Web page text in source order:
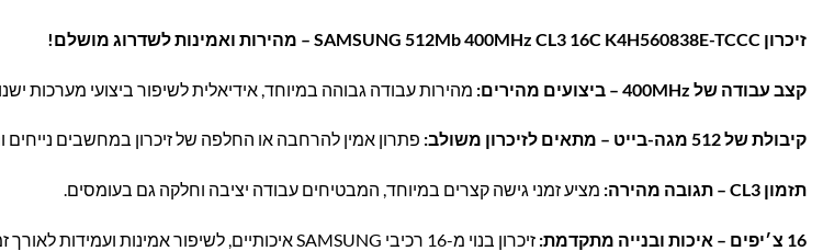
זיכרון SAMSUNG 512Mb 400MHz CL3 16C K4H560838E-TCCC – מהירות ואמינות לשדרוג מושלם!
קצב עבודה של 400MHz – ביצועים מהירים: מהירות עבודה גבוהה במיוחד, אידיאלית לשיפור ביצועי מערכות
קיבולת של 512 מגה-בייט – מתאים לזיכרון משולב: פתרון אמין להרחבה או החלפה של זיכרון במחשבים נייחים
תזמון CL3 – תגובה מהירה: מציע זמני גישה קצרים במיוחד, המבטיחים עבודה יציבה וחלקה גם בעומסים.
16 צ׳יפים – איכות ובנייה מתקדמת: זיכרון בנוי מ-16 רכיבי SAMSUNG איכותיים, לשיפור אמינות ועמידות לאורך זמן.